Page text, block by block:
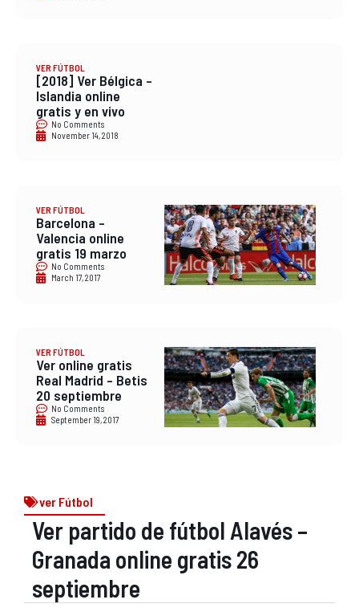
VER FÚTBOL
[2018] Ver Bélgica –
Islandia online
gratis y en vivo
No Comments
November 14, 2018
VER FÚTBOL
Barcelona –
Valencia online
gratis 19 marzo
No Comments
March 17, 2017
VER FÚTBOL
Ver online gratis
Real Madrid – Betis
20 septiembre
No Comments
September 19, 2017
ver Fútbol
Ver partido de fútbol Alavés –
Granada online gratis 26
septiembre